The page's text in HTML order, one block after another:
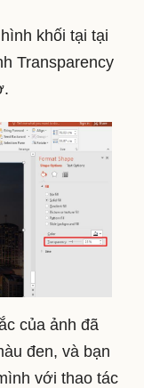
khối tại tại
Transparency
của ảnh đã
đen, và bạn
với thao tác